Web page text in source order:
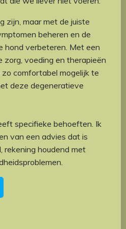
zijn, maar met de juiste
beheren en de
hond verbeteren. Met een
zorg, voeding en therapieën
comfortabel mogelijk te
deze degeneratieve
specifieke behoeften. Ik
van een advies dat is
rekening houdend met